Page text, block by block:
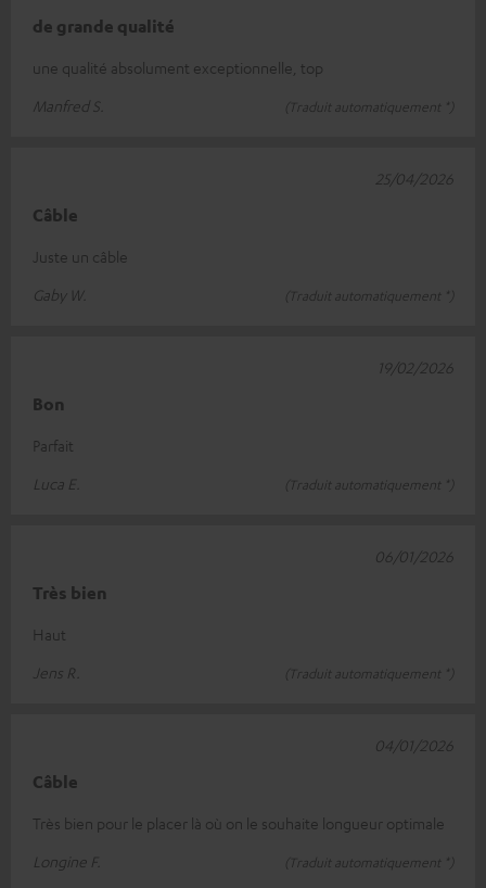
de grande qualité
une qualité absolument exceptionnelle, top
Manfred S.
(Traduit automatiquement *)
Câble
Juste un câble
Gaby W.
(Traduit automatiquement *)
25/04/2026
Bon
Parfait
Luca E.
(Traduit automatiquement *)
19/02/2026
Très bien
Haut
Jens R.
(Traduit automatiquement *)
06/01/2026
Câble
Très bien pour le placer là où on le souhaite longueur optimale
Longine F.
(Traduit automatiquement *)
04/01/2026